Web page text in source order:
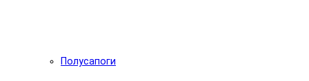
Полусапоги